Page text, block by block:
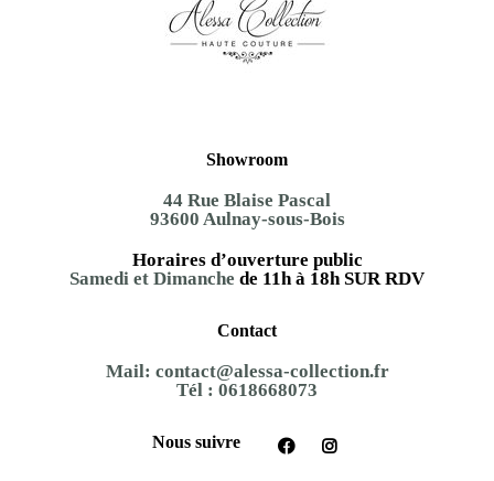
Showroom
44 Rue Blaise Pascal
93600 Aulnay-sous-Bois
Horaires d’ouverture public
Samedi et Dimanche de 11h à 18h SUR RDV
Contact
Mail: contact@alessa-collection.fr
Tél : 0618668073
Nous suivre